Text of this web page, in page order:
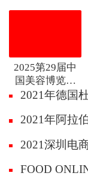
2025第29届中
国美容博览会
CBE
2021年德国
2021年阿拉伯国际医疗实
2021深圳电
FOOD